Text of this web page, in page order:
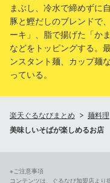
まぶし、冷水で締めずに
豚と鰹だしのブレンドで
ーキ」、脂で揚げた「か
などをトッピングする。
ンスタント麺、カップ麺
っている。
楽天ぐるなびまとめ 麺料理
美味しいそばが楽しめるお店
※ご注意事項
コンテンツは、ぐるなび加盟店より